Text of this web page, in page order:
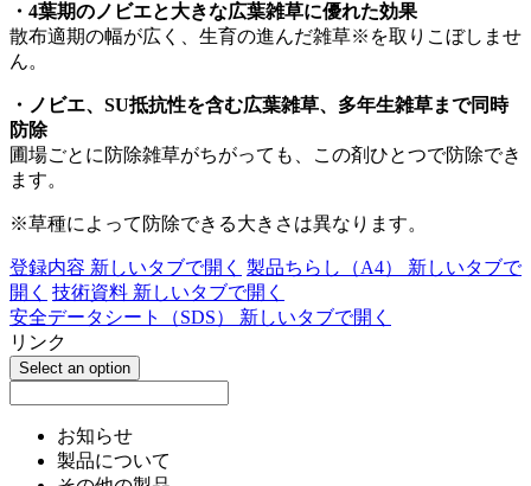
・4葉期のノビエと大きな広葉雑草に優れた効果
散布適期の幅が広く、生育の進んだ雑草※を取りこぼしませ
ん。
・ノビエ、SU抵抗性を含む広葉雑草、多年生雑草まで同時
防除
圃場ごとに防除雑草がちがっても、この剤ひとつで防除でき
ます。
※草種によって防除できる大きさは異なります。
登録内容 新しいタブで開く 製品ちらし（A4） 新しいタブで
開く 技術資料 新しいタブで開く
安全データシート（SDS） 新しいタブで開く
リンク
Select an option
お知らせ
製品について